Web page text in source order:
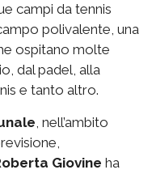
campi da tennis
polivalente, una
ospitano molte
dal padel, alla
e tanto altro.
, nell’ambito
Giovine ha